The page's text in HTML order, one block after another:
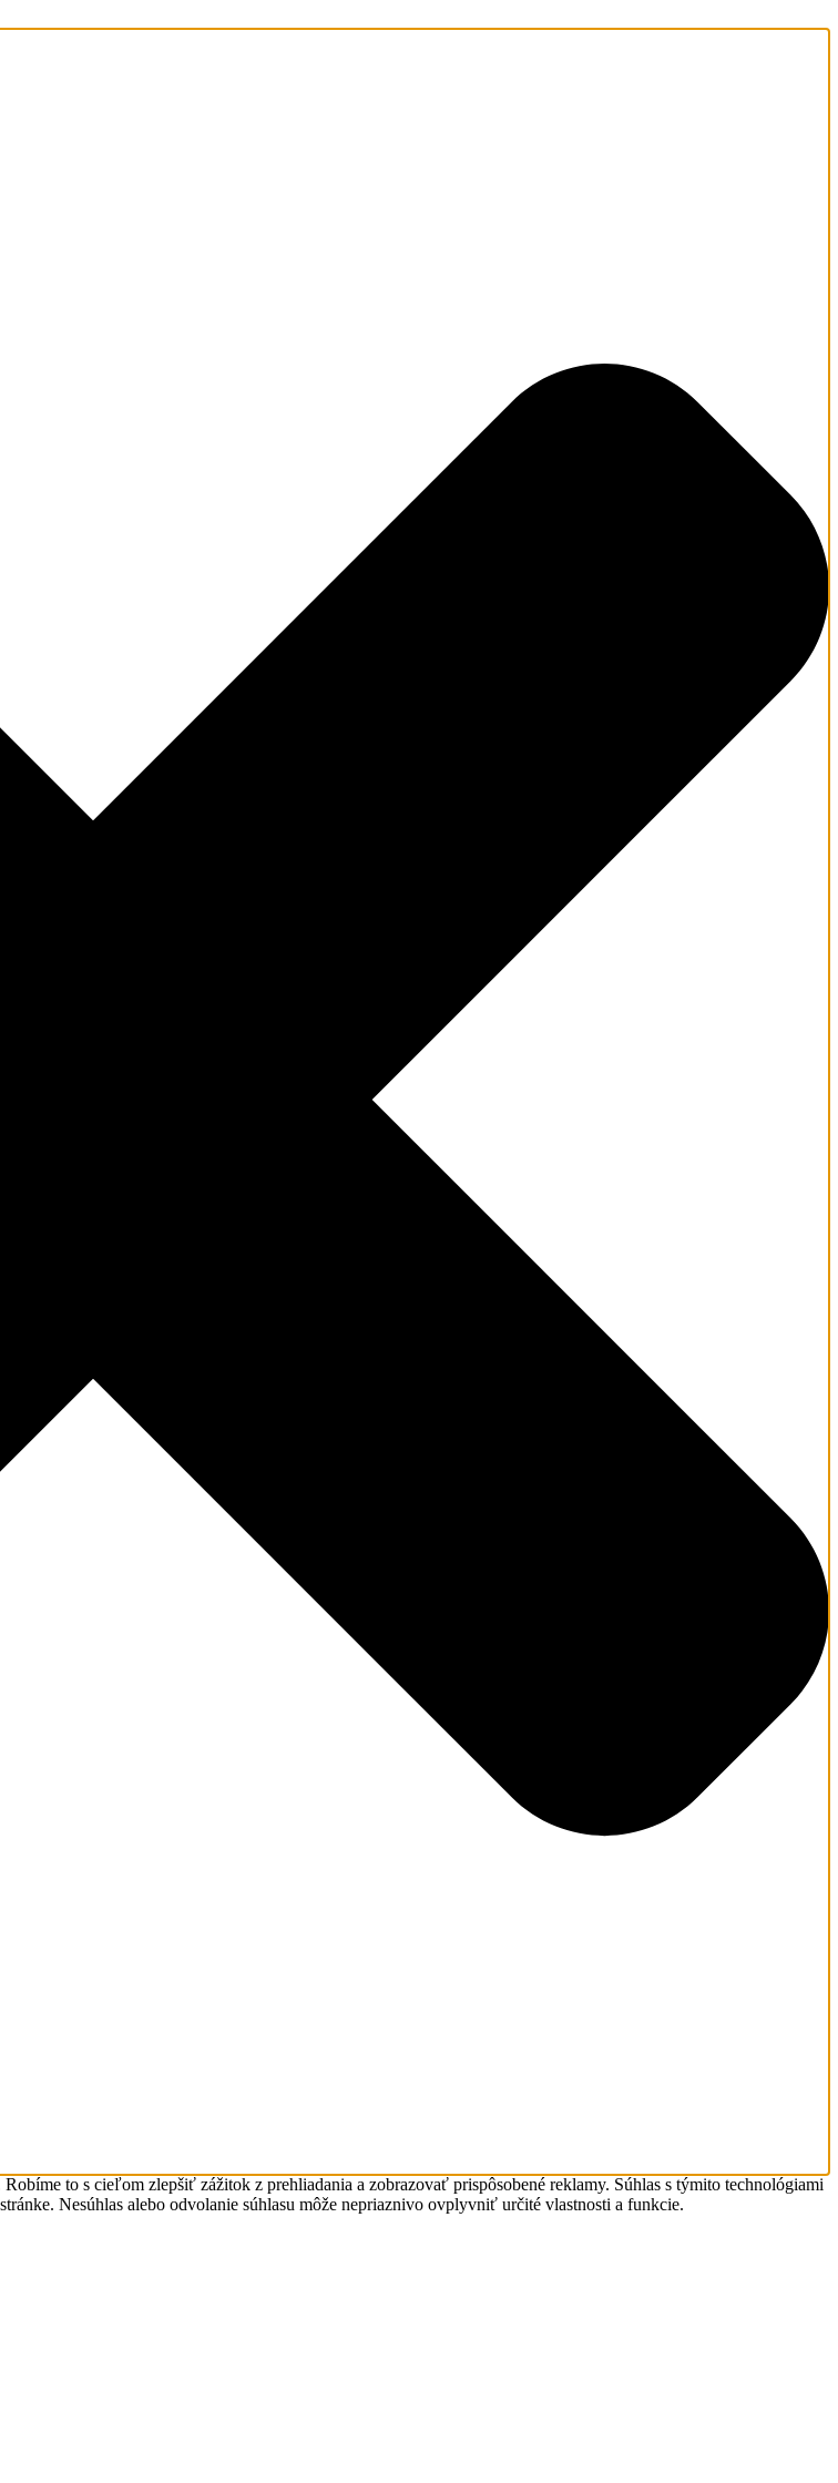
to s cieľom zlepšiť zážitok z prehliadania a zobrazovať prispôsobené reklamy. Súhlas s týmito technológiami
Nesúhlas alebo odvolanie súhlasu môže nepriaznivo ovplyvniť určité vlastnosti a funkcie.